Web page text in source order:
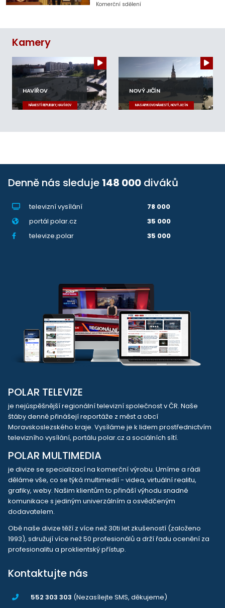
Komerční sdělení
Kamery
HAVÍŘOV
NÁMĚSTÍ REPUBLIKY, HAVÍŘOV
NOVÝ JIČÍN
MASARYKOVO NÁMĚSTÍ, NOVÝ JIČÍN
Denně nás sleduje 148 000 diváků
televizní vysílání
78 000
portál polar.cz
35 000
televize.polar
35 000
POLAR TELEVIZE
je nejúspěšnější regionální televizní společnost v ČR. Naše
štáby denně přinášejí reportáže z měst a obcí
Moravskoslezského kraje. Vysíláme je k lidem prostřednictvím
televizního vysílání, portálu polar.cz a sociálních sítí.
POLAR MULTIMEDIA
je divize se specializací na komerční výrobu. Umíme a rádi
děláme vše, co se týká multimedií - videa, virtuální realitu,
grafiky, weby. Našim klientům to přináší výhodu snadné
komunikace s jediným univerzálním a osvědčeným
dodavatelem.
Obě naše divize těží z více než 30ti let zkušeností (založeno
1993), sdružují více než 50 profesionálů a drží řadu ocenění za
profesionalitu a proklientský přístup.
Kontaktujte nás
552 303 303 (Nezasílejte SMS, děkujeme)